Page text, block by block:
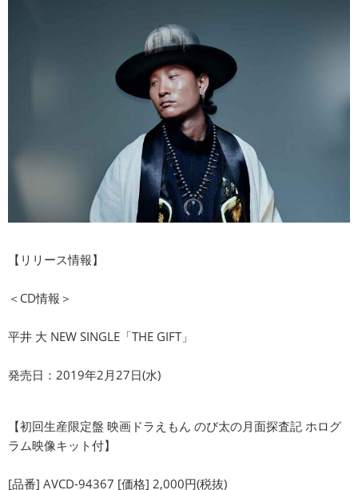
【リリース情報】
＜CD情報＞
平井 大 NEW SINGLE「THE GIFT」
発売日：2019年2月27日(水)
【初回生産限定盤 映画ドラえもん のび太の月面探査記 ホログ
ラム映像キット付】
[品番] AVCD-94367 [価格] 2,000円(税抜)